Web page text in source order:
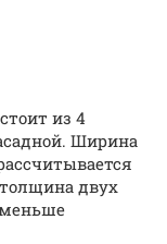
из 4
Ширина
двух